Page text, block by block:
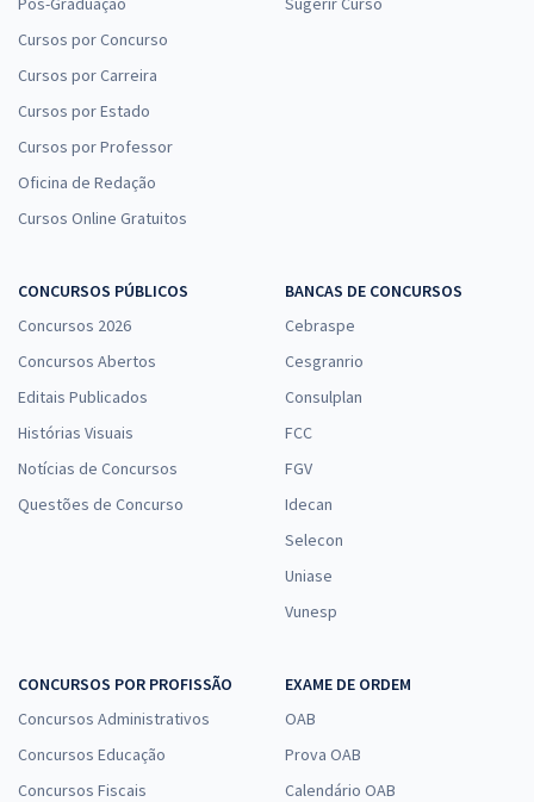
Cursos por Concurso
Cursos por Carreira
Cursos por Estado
Cursos por Professor
Oficina de Redação
Cursos Online Gratuitos
CONCURSOS PÚBLICOS
Concursos 2026
Concursos Abertos
Editais Publicados
Histórias Visuais
Notícias de Concursos
Questões de Concurso
BANCAS DE CONCURSOS
Cebraspe
Cesgranrio
Consulplan
FCC
FGV
Idecan
Selecon
Uniase
Vunesp
CONCURSOS POR PROFISSÃO
Concursos Administrativos
Concursos Educação
Concursos Fiscais
EXAME DE ORDEM
OAB
Prova OAB
Calendário OAB